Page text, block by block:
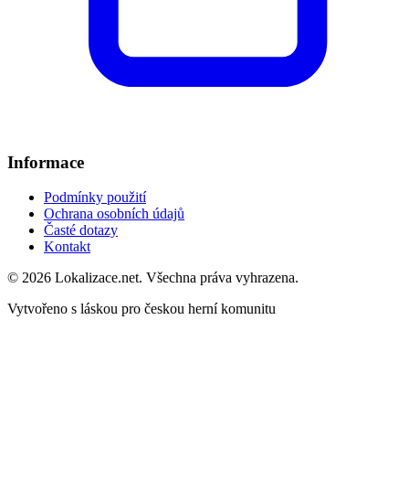
Informace
Podmínky použití
Ochrana osobních údajů
Časté dotazy
Kontakt
© 2026 Lokalizace.net. Všechna práva vyhrazena.
Vytvořeno s láskou pro českou herní komunitu